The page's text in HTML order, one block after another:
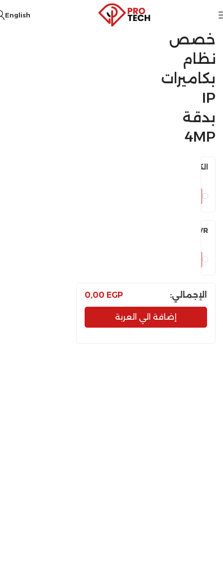
English
خصص
نظام
بكاميرات
IP
بدقة
4MP
الكاميرات
NVR
الإجمالي: 0,00 EGP
إضافة الي العربة